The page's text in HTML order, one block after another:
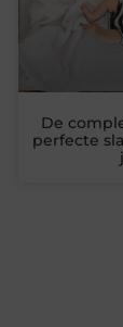
De
perfecte